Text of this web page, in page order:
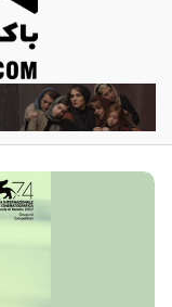
ب
ا
ک
س
آ
ف